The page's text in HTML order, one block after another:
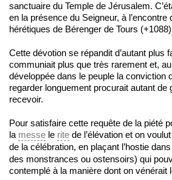
sanctuaire du Temple de Jérusalem.
en la présence du Seigneur, à
hérétiques de Bérenger de Tours
Cette dévotion se répandit d’autant plus
communiait plus que très rarement et,
développée dans le peuple la conviction
regarder longuement procurait autant de
recevoir.
Pour satisfaire cette requête de la piété
la messe le rite de l’élévation et on
de la célébration, en plaçant l’hostie
des monstrances ou ostensoirs) qui
contemplé à la manière dont on vénérait